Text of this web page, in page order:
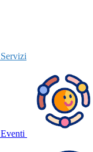
Servizi
Eventi